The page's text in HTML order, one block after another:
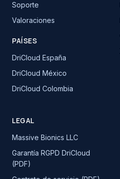
Soporte
Valoraciones
PAÍSES
DriCloud España
DriCloud México
DriCloud Colombia
LEGAL
Massive Bionics LLC
Garantía RGPD DriCloud
(PDF)